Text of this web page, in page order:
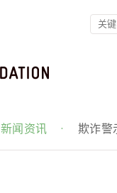
新闻资讯 · 欺诈警